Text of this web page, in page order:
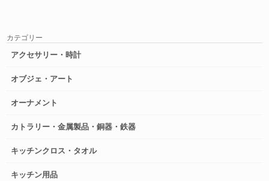
カテゴリー
アクセサリー・時計
オブジェ・アート
オーナメント
カトラリー・金属製品・銅器・鉄器
キッチンクロス・タオル
キッチン用品